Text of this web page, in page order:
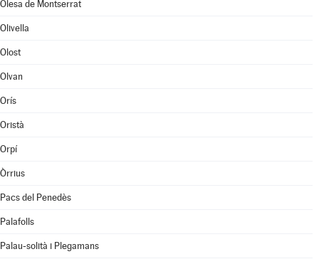
Olesa de Montserrat
Olivella
Olost
Olvan
Orís
Oristà
Orpí
Òrrius
Pacs del Penedès
Palafolls
Palau-solità i Plegamans